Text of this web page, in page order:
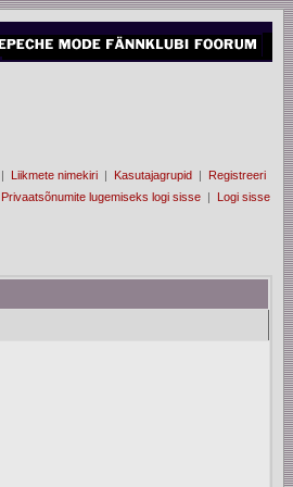
| Liikmete nimekiri | Kasutajagrupid | Registreeri
Privaatsõnumite lugemiseks logi sisse | Logi sisse